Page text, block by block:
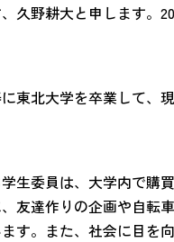
久野耕大と申します。
東北大学を卒業して、
生委員は、大学内で購
友達作りの企画や自転
す。また、社会に目を